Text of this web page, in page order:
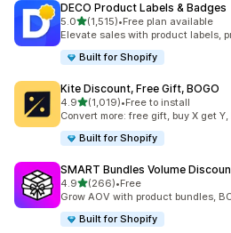
DECO Product Labels & Badges
5.0별 5개 중
(1,515)
총 리뷰 1515개
•Free plan available
Elevate sales with product labels,
Built for Shopify
Kite Discount, Free Gift, BOGO
4.9별 5개 중
(1,019)
총 리뷰 1019개
•Free to install
Convert more: free gift, buy X get
Built for Shopify
SMART Bundles Volume
4.9별 5개 중
(266)
총 리뷰 266개
•Free
Grow AOV with product bundles,
Built for Shopify